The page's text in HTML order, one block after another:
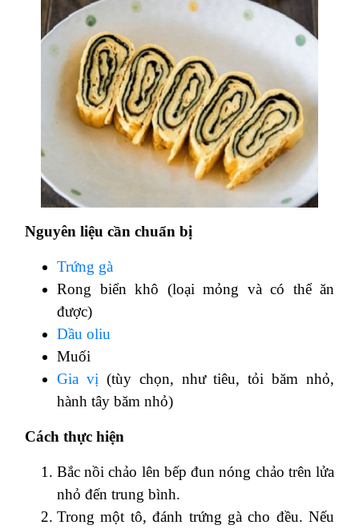
Nguyên liệu cần chuẩn bị
Trứng gà
Rong biển khô (loại mỏng và có thể ăn
được)
Dầu oliu
Muối
Gia vị (tùy chọn, như tiêu, tỏi băm nhỏ,
hành tây băm nhỏ)
Cách thực hiện
Bắc nồi chảo lên bếp đun nóng chảo trên lửa
nhỏ đến trung bình.
Trong một tô, đánh trứng gà cho đều. Nếu